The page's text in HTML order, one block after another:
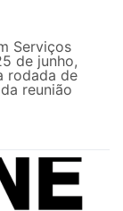
Serviços
de junho,
rodada de
reunião